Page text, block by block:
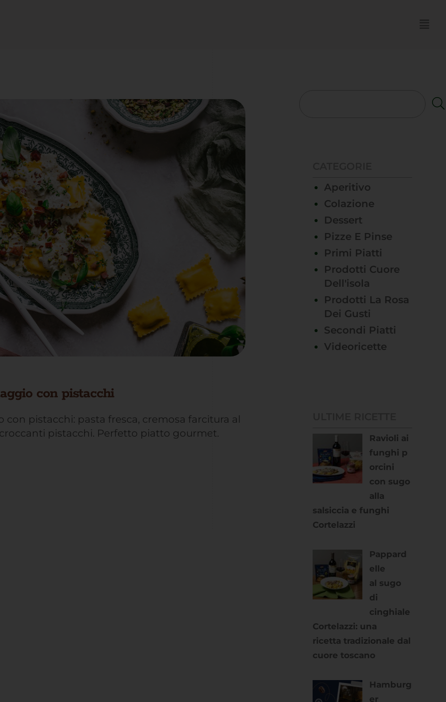
con pistacchi
pistacchi: pasta fresca, cremosa farcitura al
pistacchi. Perfetto piatto gourmet.
Aperitivo
Colazione
Dessert
Pizze E Pinse
Primi Piatti
Prodotti Cuore
Dell'isola
Prodotti La Rosa
Dei Gusti
Secondi Piatti
Videoricette
Ravioli ai
funghi p
orcini
con sugo
alla
salsiccia e funghi
Cortelazzi
Pappard
elle
al sugo
di
cinghiale
Cortelazzi: una
ricetta tradizionale dal
cuore toscano
Hamburg
er